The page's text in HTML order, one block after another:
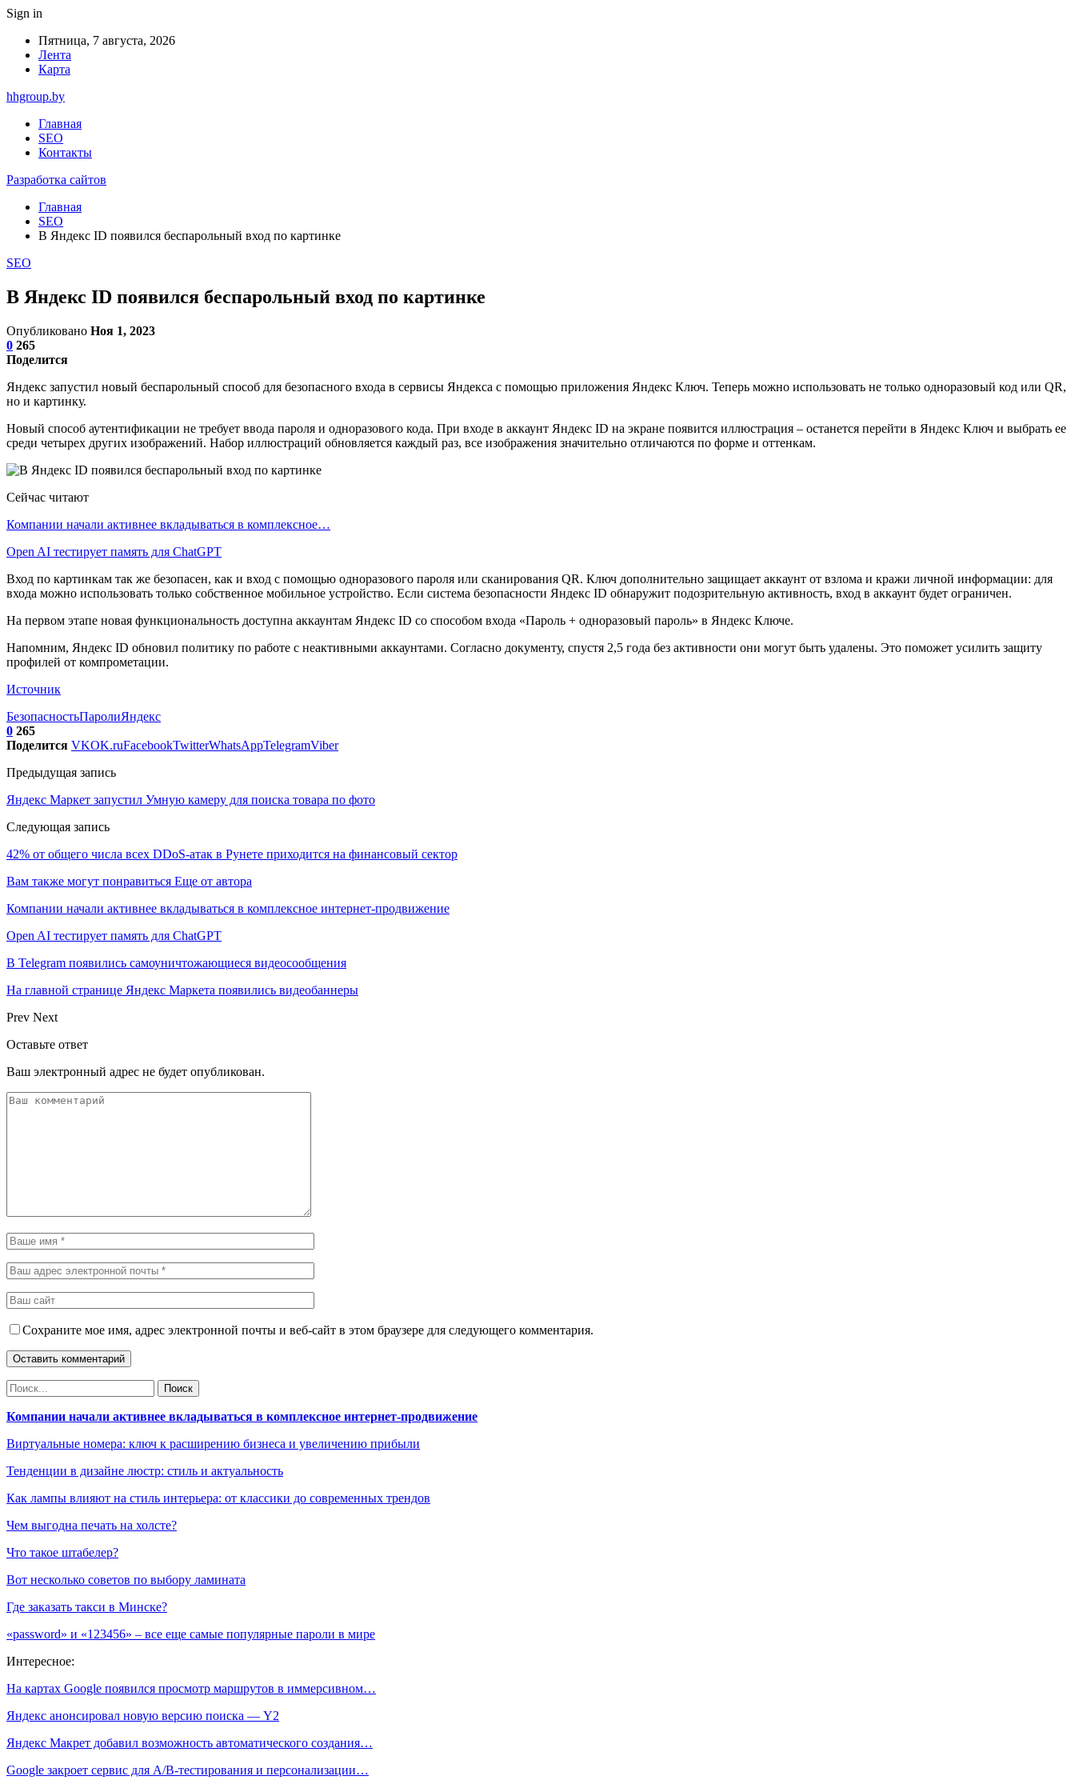
Sign in
Пятница, 7 августа, 2026
Лента
Карта
hhgroup.by
Главная
SEO
Контакты
Разработка сайтов
Главная
SEO
В Яндекс ID появился беспарольный вход по картинке
SEO
В Яндекс ID появился беспарольный вход по картинке
Опубликовано Ноя 1, 2023
0 265
Поделится
Яндекс запустил новый беспарольный способ для безопасного входа в сервисы Яндекса с помощью приложения Яндекс Ключ. Теперь можно использовать не только одноразовый код или QR,
но и картинку.
Новый способ аутентификации не требует ввода пароля и одноразового кода. При входе в аккаунт Яндекс ID на экране появится иллюстрация – останется перейти в Яндекс Ключ и выбрать ее
среди четырех других изображений. Набор иллюстраций обновляется каждый раз, все изображения значительно отличаются по форме и оттенкам.
Сейчас читают
Компании начали активнее вкладываться в комплексное…
Open AI тестирует память для ChatGPT
Вход по картинкам так же безопасен, как и вход с помощью одноразового пароля или сканирования QR. Ключ дополнительно защищает аккаунт от взлома и кражи личной информации: для
входа можно использовать только собственное мобильное устройство. Если система безопасности Яндекс ID обнаружит подозрительную активность, вход в аккаунт будет ограничен.
На первом этапе новая функциональность доступна аккаунтам Яндекс ID со способом входа «Пароль + одноразовый пароль» в Яндекс Ключе.
Напомним, Яндекс ID обновил политику по работе с неактивными аккаунтами. Согласно документу, спустя 2,5 года без активности они могут быть удалены. Это поможет усилить защиту
профилей от компрометации.
Источник
БезопасностьПаролиЯндекс
0 265
Поделится VKOK.ruFacebookTwitterWhatsAppTelegramViber
Предыдущая запись
Яндекс Маркет запустил Умную камеру для поиска товара по фото
Следующая запись
42% от общего числа всех DDoS-атак в Рунете приходится на финансовый сектор
Вам также могут понравиться Еще от автора
Компании начали активнее вкладываться в комплексное интернет-продвижение
Open AI тестирует память для ChatGPT
В Telegram появились самоуничтожающиеся видеосообщения
На главной странице Яндекс Маркета появились видеобаннеры
Prev Next
Оставьте ответ
Ваш электронный адрес не будет опубликован.
Сохраните мое имя, адрес электронной почты и веб-сайт в этом браузере для следующего комментария.
Компании начали активнее вкладываться в комплексное интернет-продвижение
Виртуальные номера: ключ к расширению бизнеса и увеличению прибыли
Тенденции в дизайне люстр: стиль и актуальность
Как лампы влияют на стиль интерьера: от классики до современных трендов
Чем выгодна печать на холсте?
Что такое штабелер?
Вот несколько советов по выбору ламината
Где заказать такси в Минске?
«password» и «123456» – все еще самые популярные пароли в мире
Интересное:
На картах Google появился просмотр маршрутов в иммерсивном…
Яндекс анонсировал новую версию поиска — Y2
Яндекс Макрет добавил возможность автоматического создания…
Google закроет сервис для A/B-тестирования и персонализации…